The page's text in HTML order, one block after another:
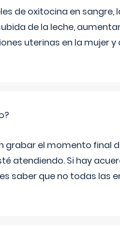
de oxitocina en
de la leche,
uterinas en la mujer
grabar el momento final
atendiendo. Si hay
saber que no todas las